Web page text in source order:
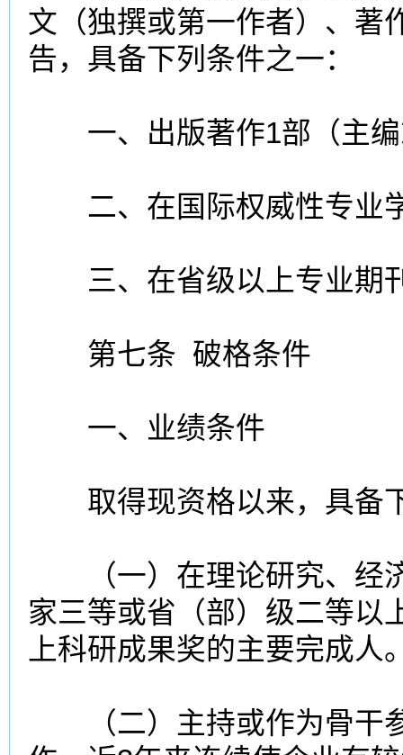
文（独撰或第一作者）、著
告，具备下列条件之一：
一、出版著作1部（主编
二、在国际权威性专业
三、在省级以上专业期
第七条 破格条件
一、业绩条件
取得现资格以来，具备
（一）在理论研究、经
家三等或省（部）级二等以
上科研成果奖的主要完成人
（二）主持或作为骨干